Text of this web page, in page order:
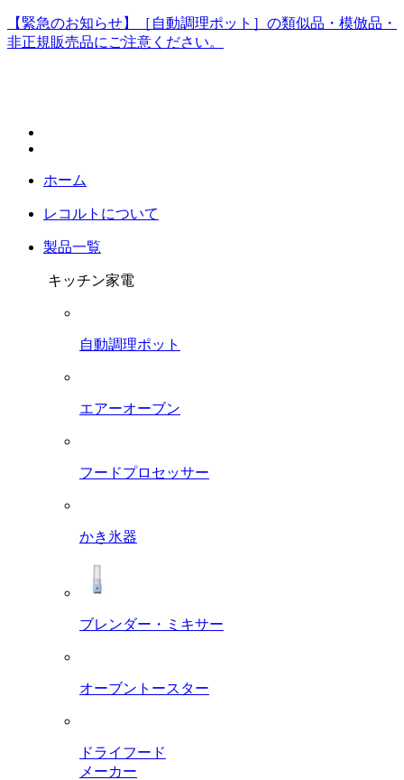
【緊急のお知らせ】［自動調理ポット］の類似品・模倣品・
非正規販売品にご注意ください。
ホーム
レコルトについて
製品一覧
キッチン家電
自動調理ポット
エアーオーブン
フードプロセッサー
かき氷器
ブレンダー・ミキサー
オーブントースター
ドライフード
メーカー